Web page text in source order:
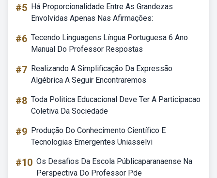
#5 Há Proporcionalidade Entre As Grandezas
Envolvidas Apenas Nas Afirmações:
#6 Tecendo Linguagens Língua Portuguesa 6 Ano
Manual Do Professor Respostas
#7 Realizando A Simplificação Da Expressão
Algébrica A Seguir Encontraremos
#8 Toda Politica Educacional Deve Ter A Participacao
Coletiva Da Sociedade
#9 Produção Do Conhecimento Científico E
Tecnologias Emergentes Uniasselvi
#10 Os Desafios Da Escola Públicaparanaense Na
Perspectiva Do Professor Pde